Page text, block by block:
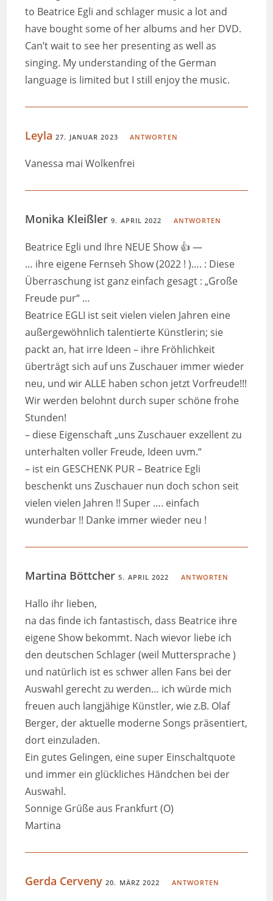
to Beatrice Egli and schlager music a lot and
have bought some of her albums and her DVD.
Can’t wait to see her presenting as well as
singing. My understanding of the German
language is limited but I still enjoy the music.
Leyla 27. JANUAR 2023 ANTWORTEN
Vanessa mai Wolkenfrei
Monika Kleißler9. APRIL 2022 ANTWORTEN
Beatrice Egli und Ihre NEUE Show 👍 —
… ihre eigene Fernseh Show (2022 ! )…. : Diese
Überraschung ist ganz einfach gesagt : „Große
Freude pur“ …
Beatrice EGLI ist seit vielen vielen Jahren eine
außergewöhnlich talentierte Künstlerin; sie
packt an, hat irre Ideen – ihre Fröhlichkeit
überträgt sich auf uns Zuschauer immer wieder
neu, und wir ALLE haben schon jetzt Vorfreude!!!
Wir werden belohnt durch super schöne frohe
Stunden!
– diese Eigenschaft „uns Zuschauer exzellent zu
unterhalten voller Freude, Ideen uvm.“
– ist ein GESCHENK PUR – Beatrice Egli
beschenkt uns Zuschauer nun doch schon seit
vielen vielen Jahren !! Super …. einfach
wunderbar !! Danke immer wieder neu !
Martina Böttcher5. APRIL 2022 ANTWORTEN
Hallo ihr lieben,
na das finde ich fantastisch, dass Beatrice ihre
eigene Show bekommt. Nach wievor liebe ich
den deutschen Schlager (weil Muttersprache )
und natürlich ist es schwer allen Fans bei der
Auswahl gerecht zu werden… ich würde mich
freuen auch langjähige Künstler, wie z.B. Olaf
Berger, der aktuelle moderne Songs präsentiert,
dort einzuladen.
Ein gutes Gelingen, eine super Einschaltquote
und immer ein glückliches Händchen bei der
Auswahl.
Sonnige Grüße aus Frankfurt (O)
Martina
Gerda Cerveny 20. MÄRZ 2022 ANTWORTEN